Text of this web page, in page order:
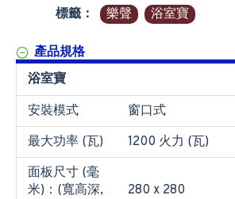
標籤： 樂聲 浴室寶
產品規格
浴室寶
安裝模式
窗口式
最大功率 (瓦)
1200 火力 (瓦)
面板尺寸 (毫
米)：(寬高深,
280 x 280